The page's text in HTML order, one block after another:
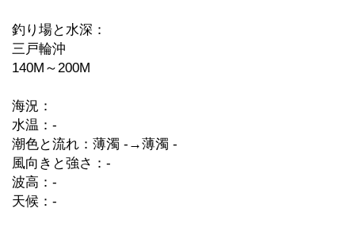
釣り場と水深：
三戸輪沖
140M～200M
海況：
水温：-
潮色と流れ：薄濁 -→薄濁 -
風向きと強さ：-
波高：-
天候：-